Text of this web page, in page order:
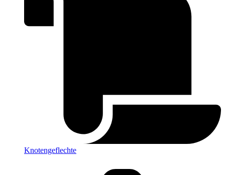
Knotengeflechte